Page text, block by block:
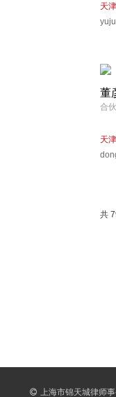
天津
董
合
天津
共
上海市锦天城律师